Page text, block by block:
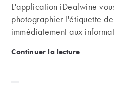
L'application iDealwine
photographier l'étiquette
immédiatement aux
cote iDealwine. Et le tout,
Continuer la lectureUne